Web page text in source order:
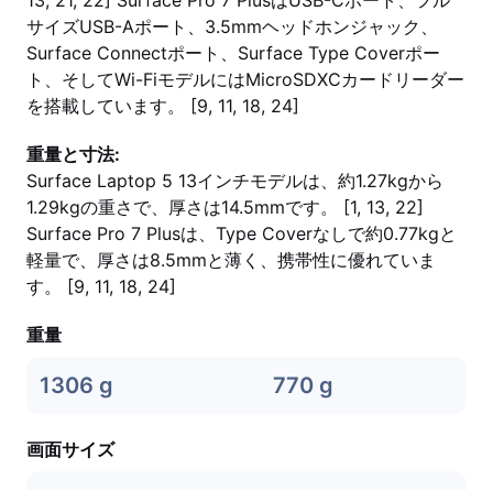
サイズUSB-Aポート、3.5mmヘッドホンジャック、
Surface Connectポート、Surface Type Coverポー
ト、そしてWi-FiモデルにはMicroSDXCカードリーダー
を搭載しています。 [9, 11, 18, 24]
重量と寸法:
Surface Laptop 5 13インチモデルは、約1.27kgから
1.29kgの重さで、厚さは14.5mmです。 [1, 13, 22]
Surface Pro 7 Plusは、Type Coverなしで約0.77kgと
軽量で、厚さは8.5mmと薄く、携帯性に優れていま
す。 [9, 11, 18, 24]
重量
1306 g 770 g
画面サイズ